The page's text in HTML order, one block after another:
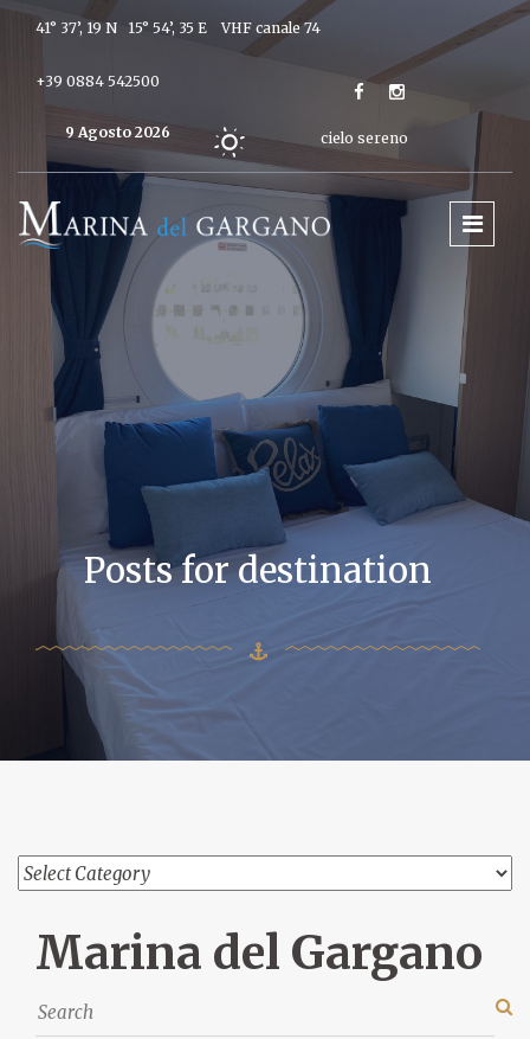
41° 37’, 19 N 15° 54’, 35 E VHF canale 74
+39 0884 542500
9 Agosto 2026
Oggi
cielo sereno
Posts for destination
Marina del Gargano